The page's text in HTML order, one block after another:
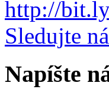
http://
Sledujte
Napíšte